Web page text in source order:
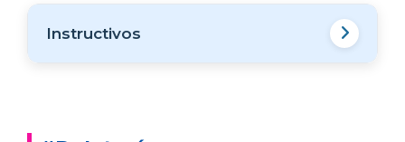
Instructivos